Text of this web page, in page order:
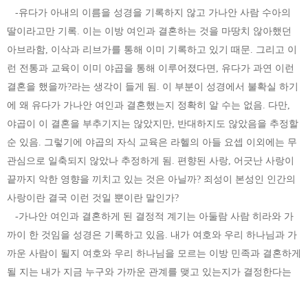
-유다가 아내의 이름을 성경을 기록하지 않고 가나안 사람 수아의
딸이라고만 기록. 이는 이방 여인과 결혼하는 것을 마땅치 않아했던
아브라함, 이삭과 리브가를 통해 이미 기록하고 있기 때문. 그리고 이
런 전통과 교육이 이미 야곱을 통해 이루어졌다면, 유다가 과연 이런
결혼을 했을까?라는 생각이 들게 됨. 이 부분이 성경에서 불확실 하기
에 왜 유다가 가나안 여인과 결혼했는지 정확히 알 수는 없음. 다만,
야곱이 이 결혼을 부추기지는 않았지만, 반대하지도 않았음을 추정할
순 있음. 그렇기에 야곱의 자식 교육은 라헬의 아들 요셉 이외에는 무
관심으로 일축되지 않았나 추정하게 됨. 편향된 사랑, 어긋난 사랑이
끝까지 악한 영향을 끼치고 있는 것은 아닐까? 죄성이 본성인 인간의
사랑이란 결국 이런 것일 뿐이란 말인가?
-가나안 여인과 결혼하게 된 결정적 계기는 아둘람 사람 히라와 가
까이 한 것임을 성경은 기록하고 있음. 내가 여호와 우리 하나님과 가
까운 사람이 될지 여호와 우리 하나님을 모르는 이방 민족과 결혼하게
될 지는 내가 지금 누구와 가까운 관계를 맺고 있는지가 결정한다는